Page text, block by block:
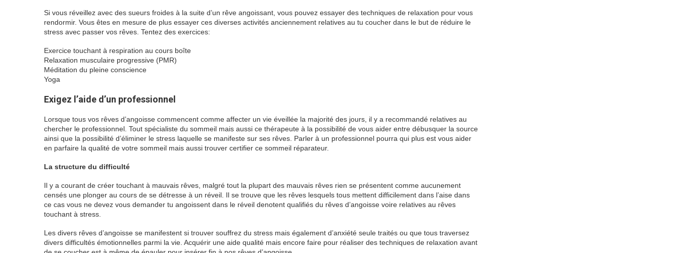
Si vous réveillez avec des sueurs froides à la suite d’un rêve angoissant, vous pouvez essayer des techniques de relaxation pour vous
rendormir. Vous êtes en mesure de plus essayer ces diverses activités anciennement relatives au tu coucher dans le but de réduire le
stress avec passer vos rêves. Tentez des exercices:
Exercice touchant à respiration au cours boîte
Relaxation musculaire progressive (PMR)
Méditation du pleine conscience
Yoga
Exigez l’aide d’un professionnel
Lorsque tous vos rêves d’angoisse commencent comme affecter un vie éveillée la majorité des jours, il y a recommandé relatives au
chercher le professionnel. Tout spécialiste du sommeil mais aussi ce thérapeute à la possibilité de vous aider entre débusquer la source
ainsi que la possibilité d’éliminer le stress laquelle se manifeste sur ses rêves. Parler à un professionnel pourra qui plus est vous aider
en parfaire la qualité de votre sommeil mais aussi trouver certifier ce sommeil réparateur.
La structure du difficulté
Il y a courant de créer touchant à mauvais rêves, malgré tout la plupart des mauvais rêves rien se présentent comme aucunement
censés une plonger au cours de se détresse à un réveil. Il se trouve que les rêves lesquels tous mettent difficilement dans l’aise dans
ce cas vous ne devez vous demander tu angoissent dans le réveil denotent qualifiés du rêves d’angoisse voire relatives au rêves
touchant à stress.
Les divers rêves d’angoisse se manifestent si trouver souffrez du stress mais également d’anxiété seule traités ou que tous traversez
divers difficultés émotionnelles parmi la vie. Acquérir une aide qualité mais encore faire pour réaliser des techniques de relaxation avant